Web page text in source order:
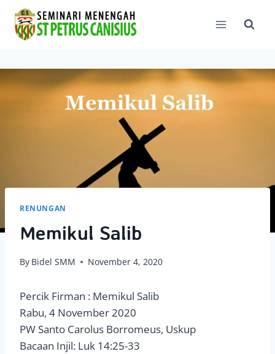
content
RENUNGAN
Memikul Salib
By Bidel SMM November 4, 2020
Percik Firman : Memikul Salib
Rabu, 4 November 2020
PW Santo Carolus Borromeus, Uskup
Bacaan Injil: Luk 14:25-33